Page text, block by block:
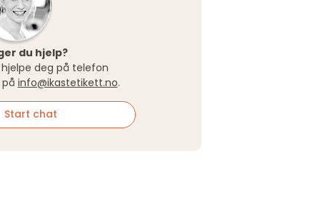
du hjelp?
deg på telefon
info@ikastetikett.no.
Start chat